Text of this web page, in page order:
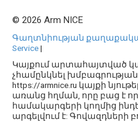
© 2026 Arm NICE
Գաղտնիության
Service|
Կայքում արտահայտված
չհամընկնել
https://armnice.ru կայքի
առանց հղման, որը բաց է
համակարգերի կողմից
արգելվում է: Գովազդների